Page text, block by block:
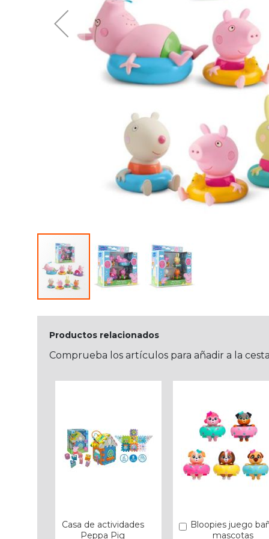
Productos relacionados
Comprueba los artículos para añadir a la
Casa de actividades
Peppa Pig
Bloopies juego
mascotas
Añadir